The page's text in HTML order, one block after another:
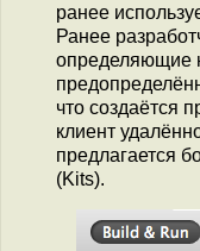
ранее
Ранее
определяющие
что создаётся
клиент
предлагается
(Kits).